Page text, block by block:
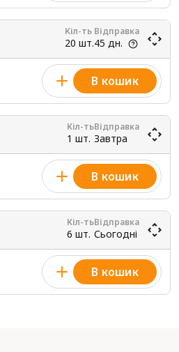
Кіл-ть
20 шт.
Відправка
45 дн.
В кошик
Кіл-ть
1 шт.
Відправка
Завтра
В кошик
Кіл-ть
6 шт.
Відправка
Сьогодні
В кошик